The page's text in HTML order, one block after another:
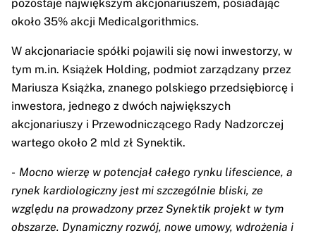
pozostaje największym akcjonariuszem, posiadając
około 35% akcji Medicalgorithmics.
W akcjonariacie spółki pojawili się nowi inwestorzy, w
tym m.in. Książek Holding, podmiot zarządzany przez
Mariusza Książka, znanego polskiego przedsiębiorcę i
inwestora, jednego z dwóch największych
akcjonariuszy i Przewodniczącego Rady Nadzorczej
wartego około 2 mld zł Synektik.
- Mocno wierzę w potencjał całego rynku lifescience, a
rynek kardiologiczny jest mi szczególnie bliski, ze
względu na prowadzony przez Synektik projekt w tym
obszarze. Dynamiczny rozwój, nowe umowy, wdrożenia i